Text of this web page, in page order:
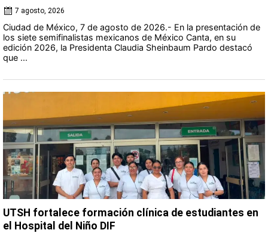
7 agosto, 2026
Ciudad de México, 7 de agosto de 2026.- En la presentación de
los siete semifinalistas mexicanos de México Canta, en su
edición 2026, la Presidenta Claudia Sheinbaum Pardo destacó
que ...
UTSH fortalece formación clínica de estudiantes en
el Hospital del Niño DIF